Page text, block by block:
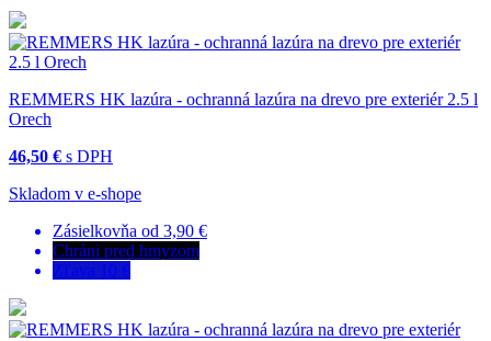
REMMERS HK lazúra - ochranná lazúra na drevo pre exteriér 2.5 l
Orech
46,50 € s DPH
Skladom v e-shope
Zásielkovňa od 3,90 €
Chráni pred hmyzom
Zľava 10 €